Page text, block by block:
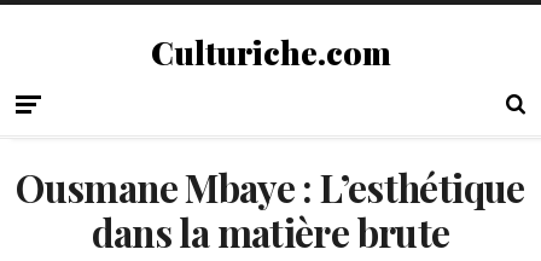
Culturiche.com
Ousmane Mbaye : L’esthétique
dans la matière brute